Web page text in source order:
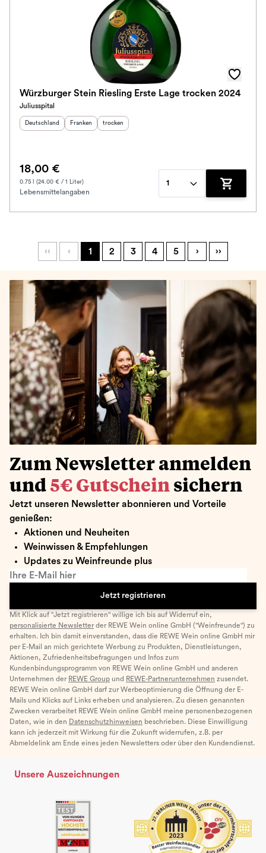
Würzburger Stein Riesling Erste Lage trocken 2024
Juliusspital
Herkunftsland
Deutschland Herkunftsregion:
Franken Geschmack
trocken
18,00 €
0.75 l (24.00 € / 1 Liter)
Lebensmittelangaben
1
Zum
‹‹ ‹ 1 2 3 4 5 › ››
Zum Newsletter anmelden
und 5€ Gutschein sichern
Jetzt unseren Newsletter abonnieren und Vorteile
genießen:
Aktionen und Neuheiten
Weinwissen & Empfehlungen
Updates zu Weinfreunde plus
Ihre E-Mail hier
Jetzt registrieren
Mit Klick auf "Jetzt registrieren" willige ich bis auf Widerruf ein,
personalisierte Newsletter der REWE Wein online GmbH ("Weinfreunde") zu
erhalten. Ich bin damit einverstanden, dass die REWE Wein online GmbH mir
per E-Mail an mich gerichtete Werbung zu Produkten, Dienstleistungen,
Aktionen, Zufriedenheitsbefragungen und Infos zum
Kundenbindungsprogramm von REWE Wein online GmbH und anderen
Unternehmen der REWE Group und REWE-Partnerunternehmen zusendet.
REWE Wein online GmbH darf zur Werbeoptimierung die Öffnung der E-
Mails und Klicks auf Links erheben und analysieren. Zu diesen genannten
Zwecken verarbeitet REWE Wein online GmbH meine personenbezogenen
Daten, wie in den Datenschutzhinweisen beschrieben. Diese Einwilligung
kann ich jederzeit mit Wirkung für die Zukunft widerrufen, z.B. per
Abmeldelink am Ende eines jeden Newsletters oder über den Kundendienst.
Unsere Auszeichnungen